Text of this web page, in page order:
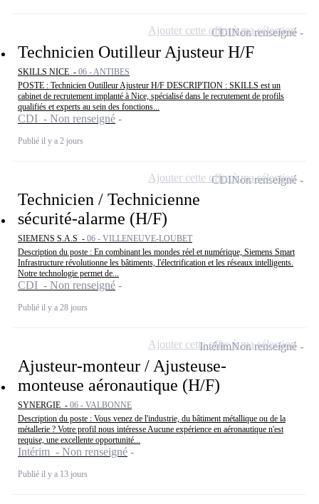
Technicien Outilleur Ajusteur H/F
SKILLS NICE - 06 - ANTIBES
POSTE : Technicien Outilleur Ajusteur H/F DESCRIPTION : SKILLS est un
cabinet de recrutement implanté à Nice, spécialisé dans le recrutement de profils
qualifiés et experts au sein des fonctions...
CDI - Non renseigné
Publié il y a 2 jours
CDINon renseigné
Ajouter cette offre à ma sélection
Technicien / Technicienne
sécurité-alarme (H/F)
SIEMENS S.A.S - 06 - VILLENEUVE-LOUBET
Description du poste : En combinant les mondes réel et numérique, Siemens Smart
Infrastructure révolutionne les bâtiments, l'électrification et les réseaux intelligents.
Notre technologie permet de...
CDI - Non renseigné
Publié il y a 28 jours
CDINon renseigné
Ajouter cette offre à ma sélection
Ajusteur-monteur / Ajusteuse-
monteuse aéronautique (H/F)
SYNERGIE - 06 - VALBONNE
Description du poste : Vous venez de l'industrie, du bâtiment métallique ou de la
métallerie ? Votre profil nous intéresse Aucune expérience en aéronautique n'est
requise, une excellente opportunité...
Intérim - Non renseigné
Publié il y a 13 jours
IntérimNon renseigné
Ajouter cette offre à ma sélection